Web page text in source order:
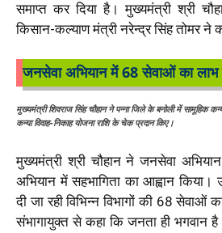
समाप्त कर दिया है। मुख्यमंत्री श्री
किसान-कल्याण मंत्री नरेन्द्र सिंह तोमर ने
जनसेवा अभियान में 68 सेवाओं का
मुख्यमंत्री शिवराज सिंह चौहान ने पन्ना जिले के बनोली में सामूहिक
कन्या विवाह-निकाह योजना राशि के चेक प्रदान किए।
मुख्यमंत्री श्री चौहान ने जनसेवा
अभियान में सहभागिता का आह्वान किया।
दी जा रही विभिन्न विभागों की 68
संभागायुक्त से कहा कि जनता ही भगवान